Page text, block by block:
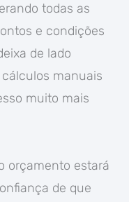
todas as
e condições
de lado
manuais
muito mais
orçamento estará
de que